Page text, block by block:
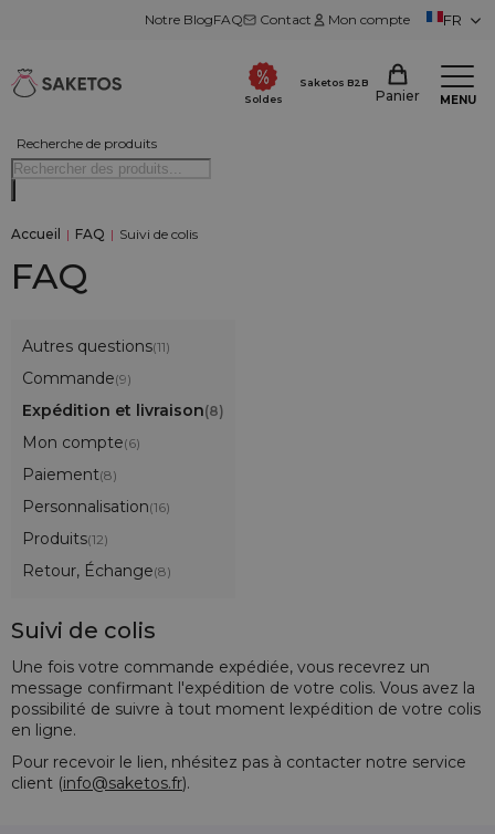
Notre BlogFAQ Contact Mon compte FR
Recherche de produits
Soldes
Saketos B2B
Panier MENU
Accueil | FAQ | Suivi de colis
FAQ
Autres questions(11)
Commande(9)
Expédition et livraison(8)
Mon compte(6)
Paiement(8)
Personnalisation(16)
Produits(12)
Retour, Échange(8)
Suivi de colis
Une fois votre commande expédiée, vous recevrez un
message confirmant l'expédition de votre colis. Vous avez la
possibilité de suivre à tout moment lexpédition de votre colis
en ligne.
Pour recevoir le lien, nhésitez pas à contacter notre service
client (info@saketos.fr).